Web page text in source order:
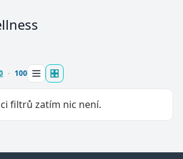
100
filtrů zatím nic není.